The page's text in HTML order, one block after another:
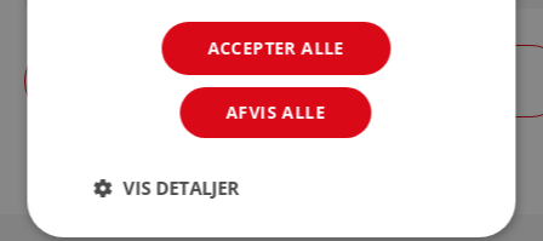
Kontakt os
ACCEPTER ALLE
AFVIS ALLE
VIS DETALJER